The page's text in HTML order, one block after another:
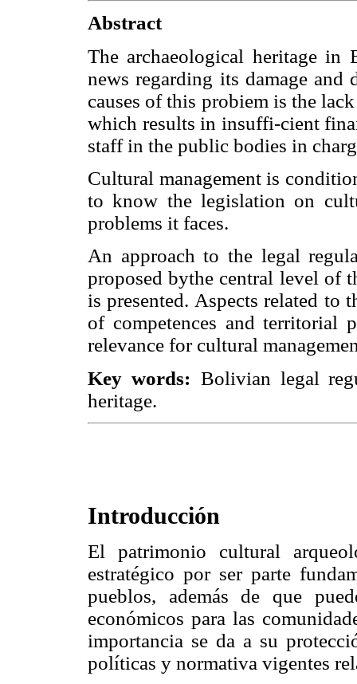
Abstract
The archaeological heritage
news regarding its damage and
causes of this probiem is the
which results in insuffi-cient
staff in the public bodies in
Cultural management is
to know the legislation on
problems it faces.
An approach to the legal
proposed bythe central level of
is presented. Aspects related
of competences and territorial
relevance for cultural
Key words: Bolivian legal
heritage.
Introducción
El patrimonio cultural
estratégico por ser parte
pueblos, además de que
económicos para las
importancia se da a su
políticas y normativa vigentes